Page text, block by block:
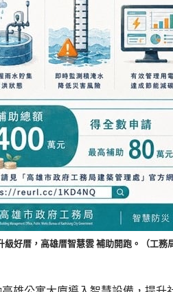
級好厝，高雄厝智慧雲 補助開跑。（工務